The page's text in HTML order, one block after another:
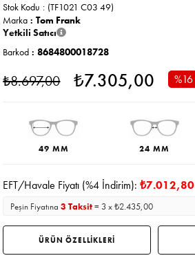
(TF1021 C03 49)
Stok Kodu
Marka : Tom Frank
Yetkili Satıcı
Barkod : 8684800018728
₺8.697,00 ₺7.305,00 %16
49 MM 24 MM
EFT/Havale Fiyatı (%4 İndirim):₺7.012,80
Peşin Fiyatına3 Taksit= 3 x ₺2.435,00
ÜRÜN ÖZELLİKLERİ